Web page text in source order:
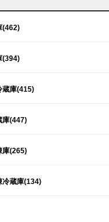
(462)
(394)
蔵庫(415)
庫(447)
庫(265)
冷蔵庫(134)